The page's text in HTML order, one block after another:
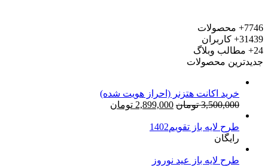
7746+
محصولات
31439+
کاربران
24+
مطالب وبلاگ
جدیدترین محصولات
خرید اکانت هتزنر (احراز هویت شده)
3,500,000 تومان قیمت
2,899,000 تومان
طرح لایه باز تقویم1402
رایگان
طرح لایه باز عید نوروز